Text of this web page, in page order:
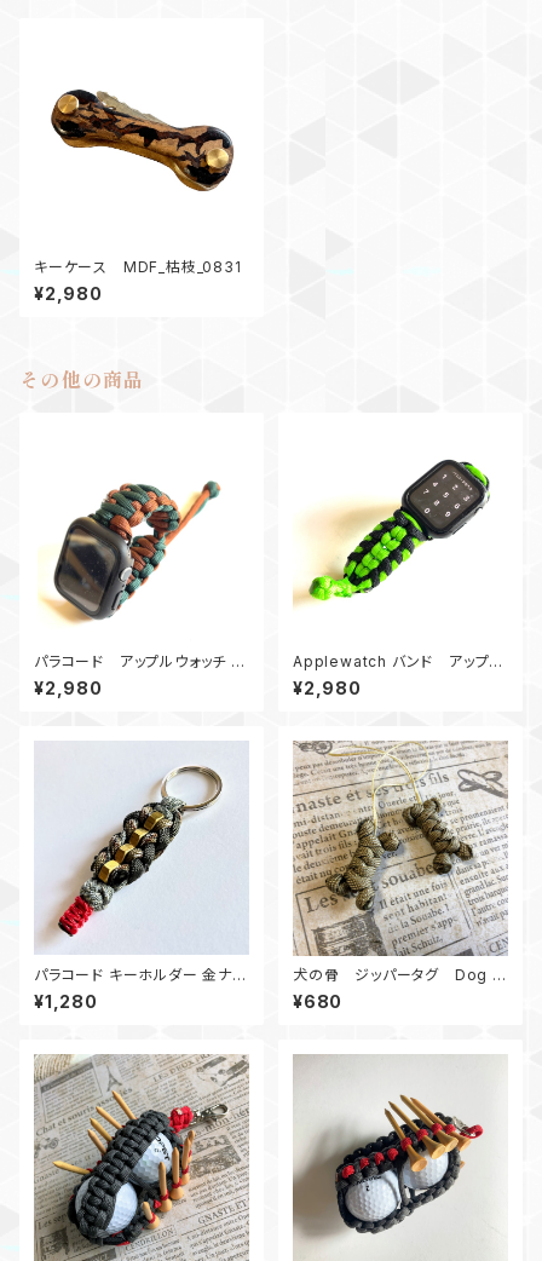
キーケース MDF_枯枝_0831
¥2,980
その他の商品
パラコード アップルウォッチ バ
ンド44_KC_GR
¥2,980
Applewatch バンド アップル
ウォッチ バンド44_服部MM_黒
黄緑
¥2,980
パラコード キーホルダー 金ナッ
ト_カモフラージュ柄
¥1,280
犬の骨 ジッパータグ Dog B
one Zipper Pull
¥680